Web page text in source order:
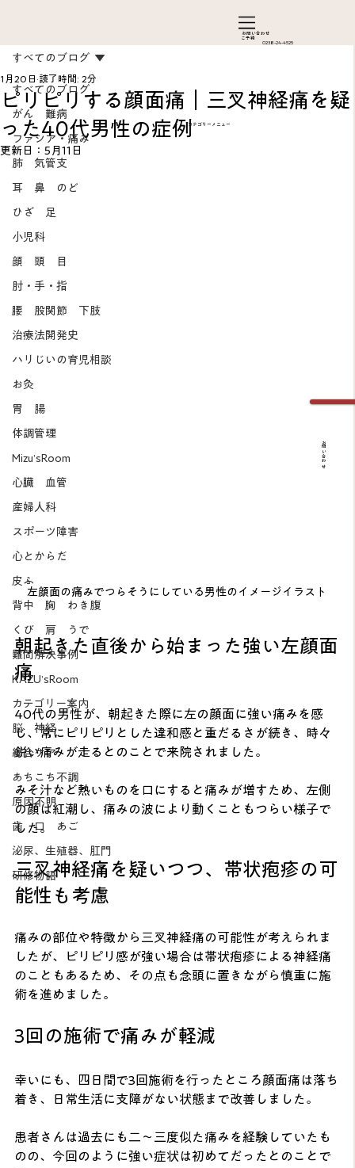
お問い合わ​せ
ご予約
0238-24-4525
すべてのブログ
がん 難病
ファシア・痛み
肺 気管支
耳 鼻 のど
ひざ 足
小児科
顔 頭 目
肘・手・指
腰 股関節 下肢
治療法開発史
ハリじいの育児相談
お灸
胃 腸
体調管理
Mizu’sRoom
心臓 血管
産婦人科
スポーツ障害
心とからだ
皮ふ
背中 胸 わき腹
くび 肩 うで
難問解決事例
KAZU’sRoom
カテゴリー案内
脳 神経
総合ケア
あちこち不調
原因不明
歯 口 あご
泌尿、生殖器、肛門
研修物語
すべてのブログ
ピリピリする顔面痛｜三叉神経痛を疑
った40代男性の症例
1月20日 読了時間: 2分
更新日： 5月11日
左顔面の痛みでつらそうにしている男性のイメージイラスト
朝起きた直後から始まった強い左顔面
痛
40代の男性が、朝起きた際に左の顔面に強い痛みを感
じ、常にピリピリとした違和感と重だるさが続き、時々
鋭い痛みが走るとのことで来院されました。
みそ汁など熱いものを口にすると痛みが増すため、左側
の顔は紅潮し、痛みの波により動くこともつらい様子で
した。
三叉神経痛を疑いつつ、帯状疱疹の可
能性も考慮
痛みの部位や特徴から三叉神経痛の可能性が考えられま
したが、ピリピリ感が強い場合は帯状疱疹による神経痛
のこともあるため、その点も念頭に置きながら慎重に施
術を進めました。
3回の施術で痛みが軽減
幸いにも、四日間で3回施術を行ったところ顔面痛は落ち
着き、日常生活に支障がない状態まで改善しました。
患者さんは過去にも二〜三度似た痛みを経験していたも
のの、今回のように強い症状は初めてだったとのことで
カテゴリーメニュー
お問い合わせ